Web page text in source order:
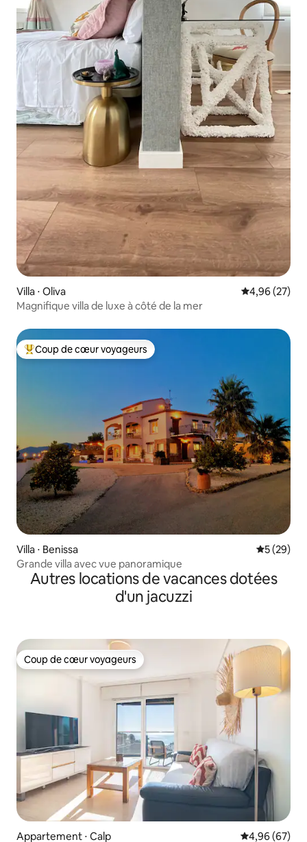
Villa ⋅ Oliva Évaluation
4,96 (27)
Magnifique villa de luxe à côté de la mer
Coups de cœur voyageurs les plus appréciés
Coup de cœur voyageurs
Villa ⋅ Benissa
5 (29)
Grande villa avec vue panoramique
Autres locations de vacances dotées
d'un jacuzzi
Coup de cœur voyageurs
Coup de cœur voyageurs
Appartement ⋅ Calp Évaluation
4,96 (67)